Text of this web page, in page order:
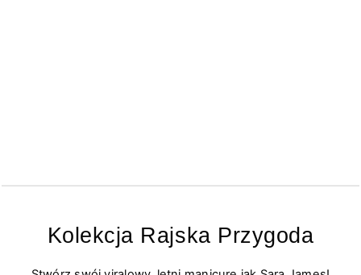
Kolekcja Rajska Przygoda